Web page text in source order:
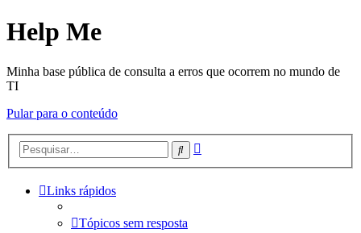
Help Me
Minha base pública de consulta a erros que ocorrem no mundo de
TI
Pular para o conteúdo
Pesquisar
Links rápidos
Tópicos sem resposta